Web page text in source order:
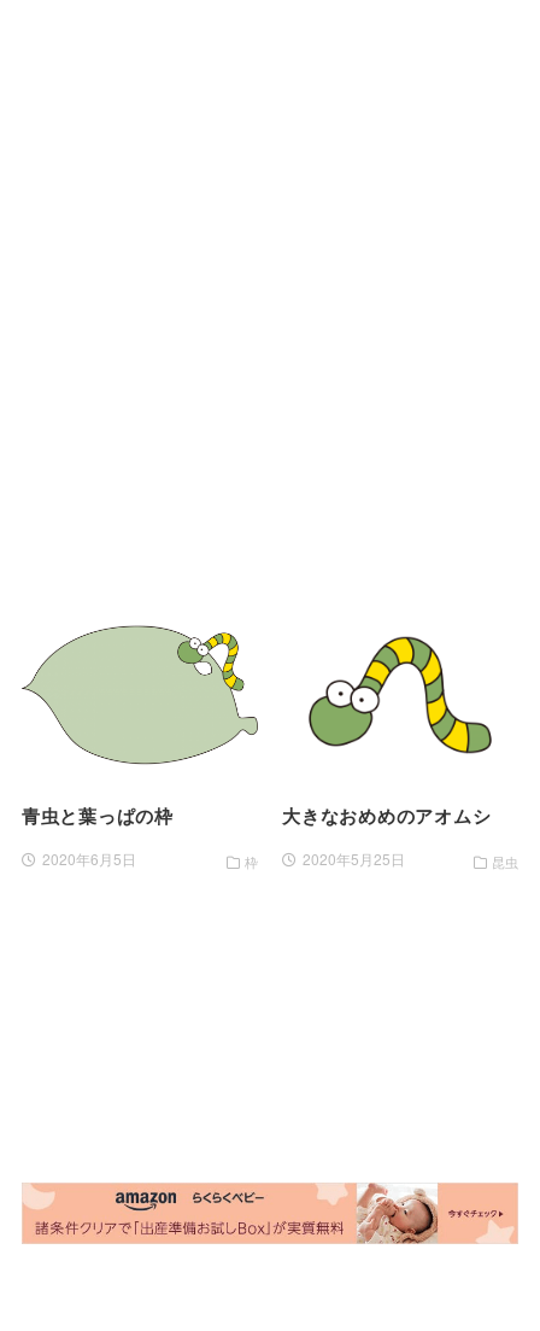
青虫と葉っぱの枠
2020年6月5日 枠
大きなおめめのアオムシ
2020年5月25日 昆虫